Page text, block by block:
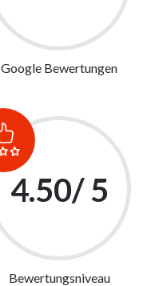
Google Bewertungen
4.50/ 5
Bewertungsniveau